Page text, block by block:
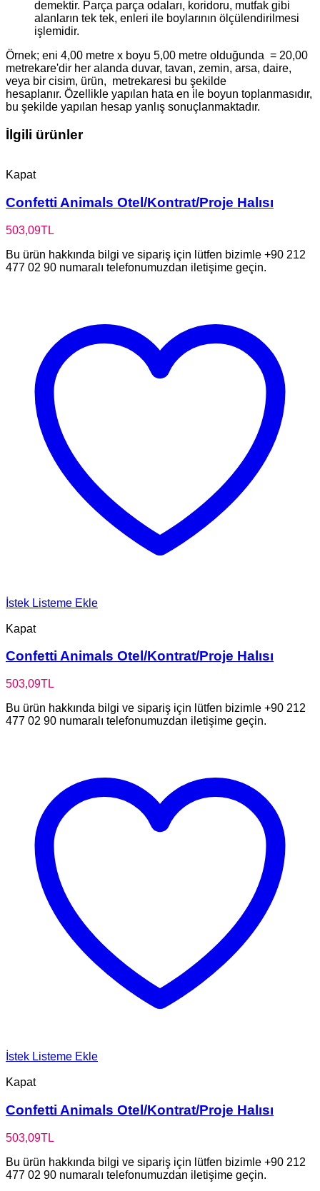
demektir. Parça parça odaları, koridoru, mutfak gibi
alanların tek tek, enleri ile boylarının ölçülendirilmesi
işlemidir.
Örnek; eni 4,00 metre x boyu 5,00 metre olduğunda = 20,00
metrekare'dir her alanda duvar, tavan, zemin, arsa, daire,
veya bir cisim, ürün, metrekaresi bu şekilde
hesaplanır. Özellikle yapılan hata en ile boyun toplanmasıdır,
bu şekilde yapılan hesap yanlış sonuçlanmaktadır.
İlgili ürünler
Kapat
Confetti Animals Otel/Kontrat/Proje Halısı
503,09TL
Bu ürün hakkında bilgi ve sipariş için lütfen bizimle +90 212
477 02 90 numaralı telefonumuzdan iletişime geçin.
İstek Listeme Ekle
Kapat
Confetti Animals Otel/Kontrat/Proje Halısı
503,09TL
Bu ürün hakkında bilgi ve sipariş için lütfen bizimle +90 212
477 02 90 numaralı telefonumuzdan iletişime geçin.
İstek Listeme Ekle
Kapat
Confetti Animals Otel/Kontrat/Proje Halısı
503,09TL
Bu ürün hakkında bilgi ve sipariş için lütfen bizimle +90 212
477 02 90 numaralı telefonumuzdan iletişime geçin.